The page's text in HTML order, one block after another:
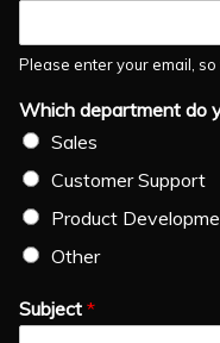
Please enter your email,
Which department do
Sales
Customer Support
Product
Other
Subject *